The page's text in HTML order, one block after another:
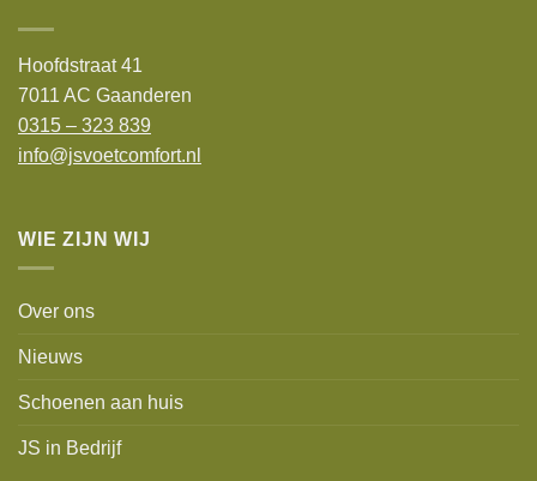
Hoofdstraat 41
7011 AC Gaanderen
0315 – 323 839
info@jsvoetcomfort.nl
WIE ZIJN WIJ
Over ons
Nieuws
Schoenen aan huis
JS in Bedrijf